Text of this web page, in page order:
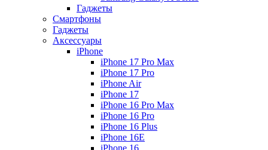
Гаджеты
Смартфоны
Гаджеты
Аксессуары
iPhone
iPhone 17 Pro Max
iPhone 17 Pro
iPhone Air
iPhone 17
iPhone 16 Pro Max
iPhone 16 Pro
iPhone 16 Plus
iPhone 16E
iPhone 16